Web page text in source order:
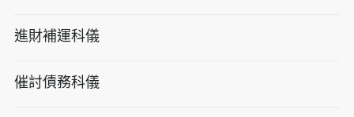
進財補運科儀
催討債務科儀